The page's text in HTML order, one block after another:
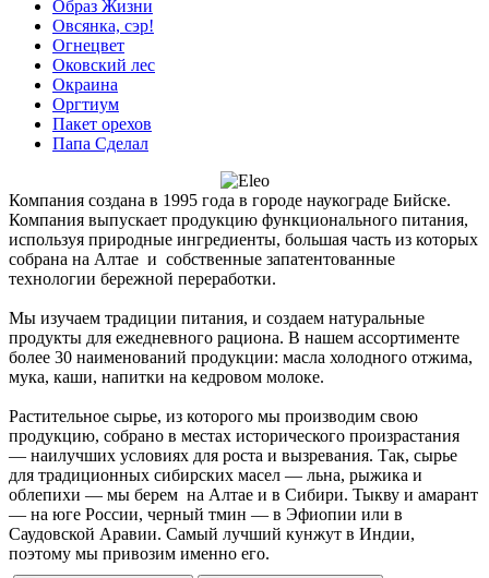
Образ Жизни
Овсянка, сэр!
Огнецвет
Оковский лес
Окраина
Оргтиум
Пакет орехов
Папа Сделал
Компания создана в 1995 года в городе наукограде Бийске.
Компания выпускает продукцию функционального питания,
используя природные ингредиенты, большая часть из которых
собрана на Алтае и собственные запатентованные
технологии бережной переработки.
Мы изучаем традиции питания, и создаем натуральные
продукты для ежедневного рациона. В нашем ассортименте
более 30 наименований продукции: масла холодного отжима,
мука, каши, напитки на кедровом молоке.
Растительное сырье, из которого мы производим свою
продукцию, собрано в местах исторического произрастания
― наилучших условиях для роста и вызревания. Так, сырье
для традиционных сибирских масел ― льна, рыжика и
облепихи ― мы берем на Алтае и в Сибири. Тыкву и амарант
— на юге России, черный тмин ― в Эфиопии или в
Саудовской Аравии. Самый лучший кунжут в Индии,
поэтому мы привозим именно его.